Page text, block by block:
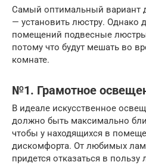
Самый оптимальный вариант
— установить люстру. Однако
помещений подвесные
потому что будут мешать во
комнате.
№1. Грамотное
В идеале искусственное
должно быть максимально
чтобы у находящихся в
дискомфорта. От любимых
придется отказаться в